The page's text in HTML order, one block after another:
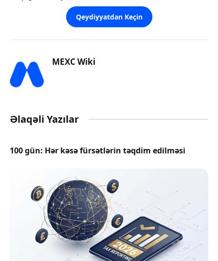
Qeydiyyatdan Keçin
MEXC Wiki
Əlaqəli Yazılar
100 gün: Hər kəsə fürsətlərin təqdim edilməsi